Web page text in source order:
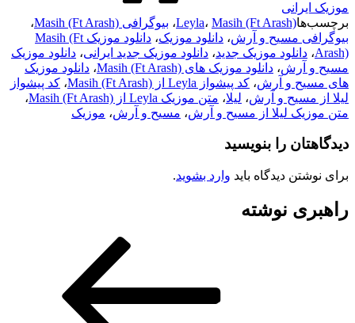
موزیک ایرانی
برچسب‌ها
Leyla، Masih (Ft Arash) ، بیوگرافی Masih (Ft Arash)
،
بیوگرافی مسیح و آرش، دانلود موزیک،
دانلود موزیک Masih (Ft
Arash)، دانلود موزیک جدید، دانلود موزیک جدید ایرانی، دانلود موزیک
مسیح و آرش، دانلود موزیک های Masih (Ft Arash) ، دانلود موزیک
های مسیح و آرش، کد پیشواز Leyla از Masih (Ft Arash) ، کد پیشواز
لیلا از مسیح و آرش، لیلا، متن موزیک Leyla از Masih (Ft Arash)
،
متن موزیک لیلا از مسیح و آرش، مسیح و آرش، موزیک
دیدگاهتان را بنویسید
برای نوشتن دیدگاه باید وارد بشوید.
راهبری نوشته